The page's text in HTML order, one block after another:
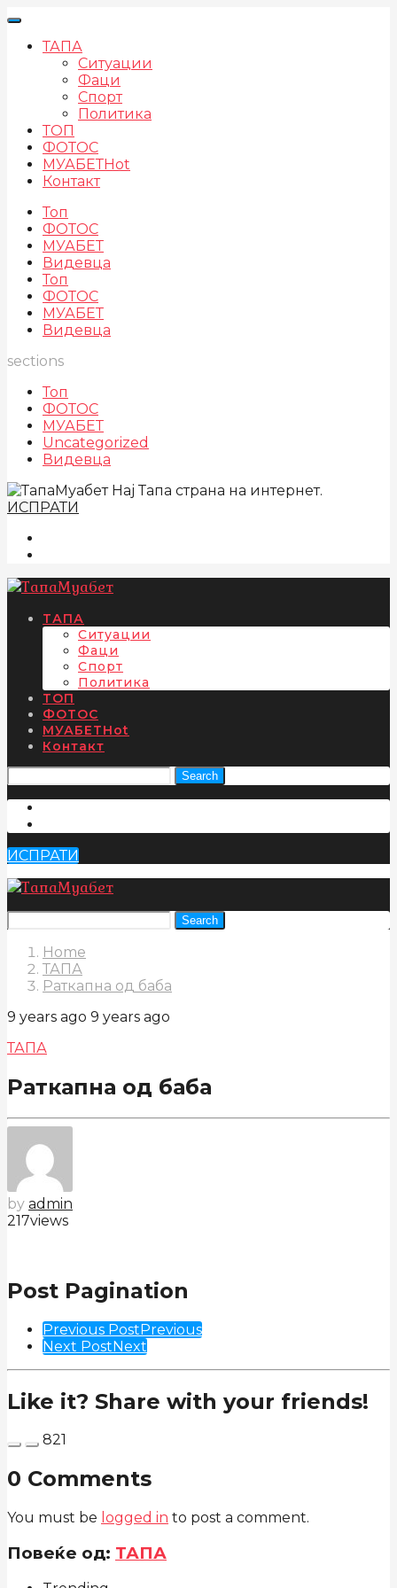
ТАПА
Ситуации
Фаци
Спорт
Политика
ТОП
ФОТОС
МУАБЕТHot
Контакт
Топ
ФОТОС
МУАБЕТ
Видевца
Топ
ФОТОС
МУАБЕТ
Видевца
sections
Топ
ФОТОС
МУАБЕТ
Uncategorized
Видевца
Нај Тапа страна на интернет.
ИСПРАТИ
ТАПА
Ситуации
Фаци
Спорт
Политика
ТОП
ФОТОС
МУАБЕТHot
Контакт
Search
ИСПРАТИ
Search
Home
ТАПА
Раткапна од баба
9 years ago 9 years ago
ТАПА
Раткапна од баба
by admin
217views
Post Pagination
Previous PostPrevious
Next PostNext
Like it? Share with your friends!
821
0 Comments
You must be logged in to post a comment.
Повеќе од: ТАПА